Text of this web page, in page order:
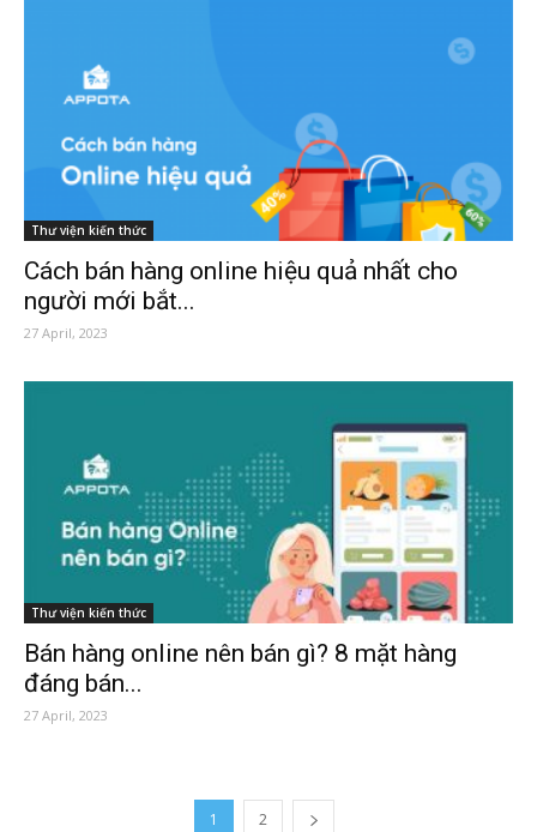
Thư viện kiến thức
Cách bán hàng online hiệu quả nhất cho
người mới bắt...
27 April, 2023
Thư viện kiến thức
Bán hàng online nên bán gì? 8 mặt hàng
đáng bán...
27 April, 2023
1 2